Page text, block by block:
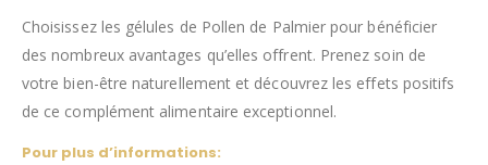
Choisissez les gélules de Pollen de Palmier pour bénéficier
des nombreux avantages qu’elles offrent. Prenez soin de
votre bien-être naturellement et découvrez les effets positifs
de ce complément alimentaire exceptionnel.
Pour plus d’informations: